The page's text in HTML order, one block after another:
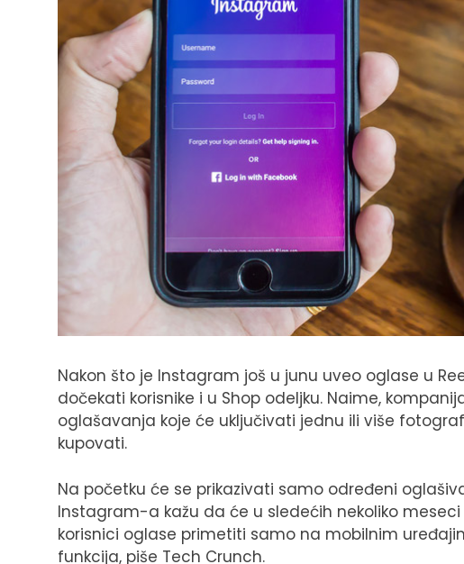
Nakon što je Instagram još u junu uveo oglase u
dočekati korisnike i u Shop odeljku. Naime,
oglašavanja koje će uključivati jednu ili više
kupovati.
Na početku će se prikazivati samo određeni
Instagram-a kažu da će u sledećih nekoliko
korisnici oglase primetiti samo na mobilnim
funkcija, piše Tech Crunch.